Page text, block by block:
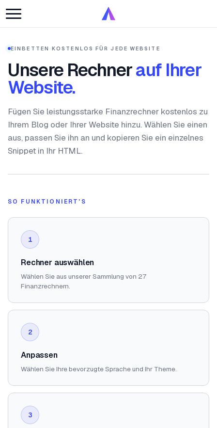
EINBETTEN ·KOSTENLOS FÜR JEDE WEBSITE
Unsere Rechnerauf Ihrer
Website.
Fügen Sie leistungsstarke Finanzrechner kostenlos zu
Ihrem Blog oder Ihrer Website hinzu. Wählen Sie einen
aus, passen Sie ihn an und kopieren Sie ein einzelnes
Snippet in Ihr HTML.
SO FUNKTIONIERT'S
1
Rechner auswählen
Wählen Sie aus unserer Sammlung von 27
Finanzrechnern.
2
Anpassen
Wählen Sie Ihre bevorzugte Sprache und Ihr Theme.
3